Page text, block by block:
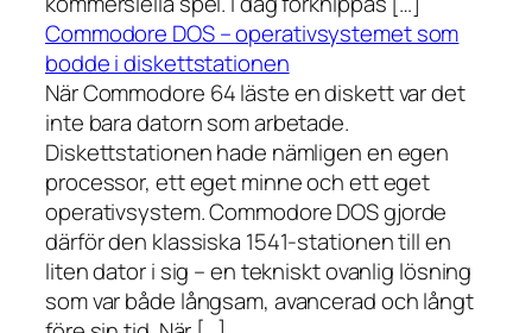
Commodore DOS – operativsystemet som
bodde i diskettstationen
När Commodore 64 läste en diskett var det
inte bara datorn som arbetade.
Diskettstationen hade nämligen en egen
processor, ett eget minne och ett eget
operativsystem. Commodore DOS gjorde
därför den klassiska 1541-stationen till en
liten dator i sig – en tekniskt ovanlig lösning
som var både långsam, avancerad och långt